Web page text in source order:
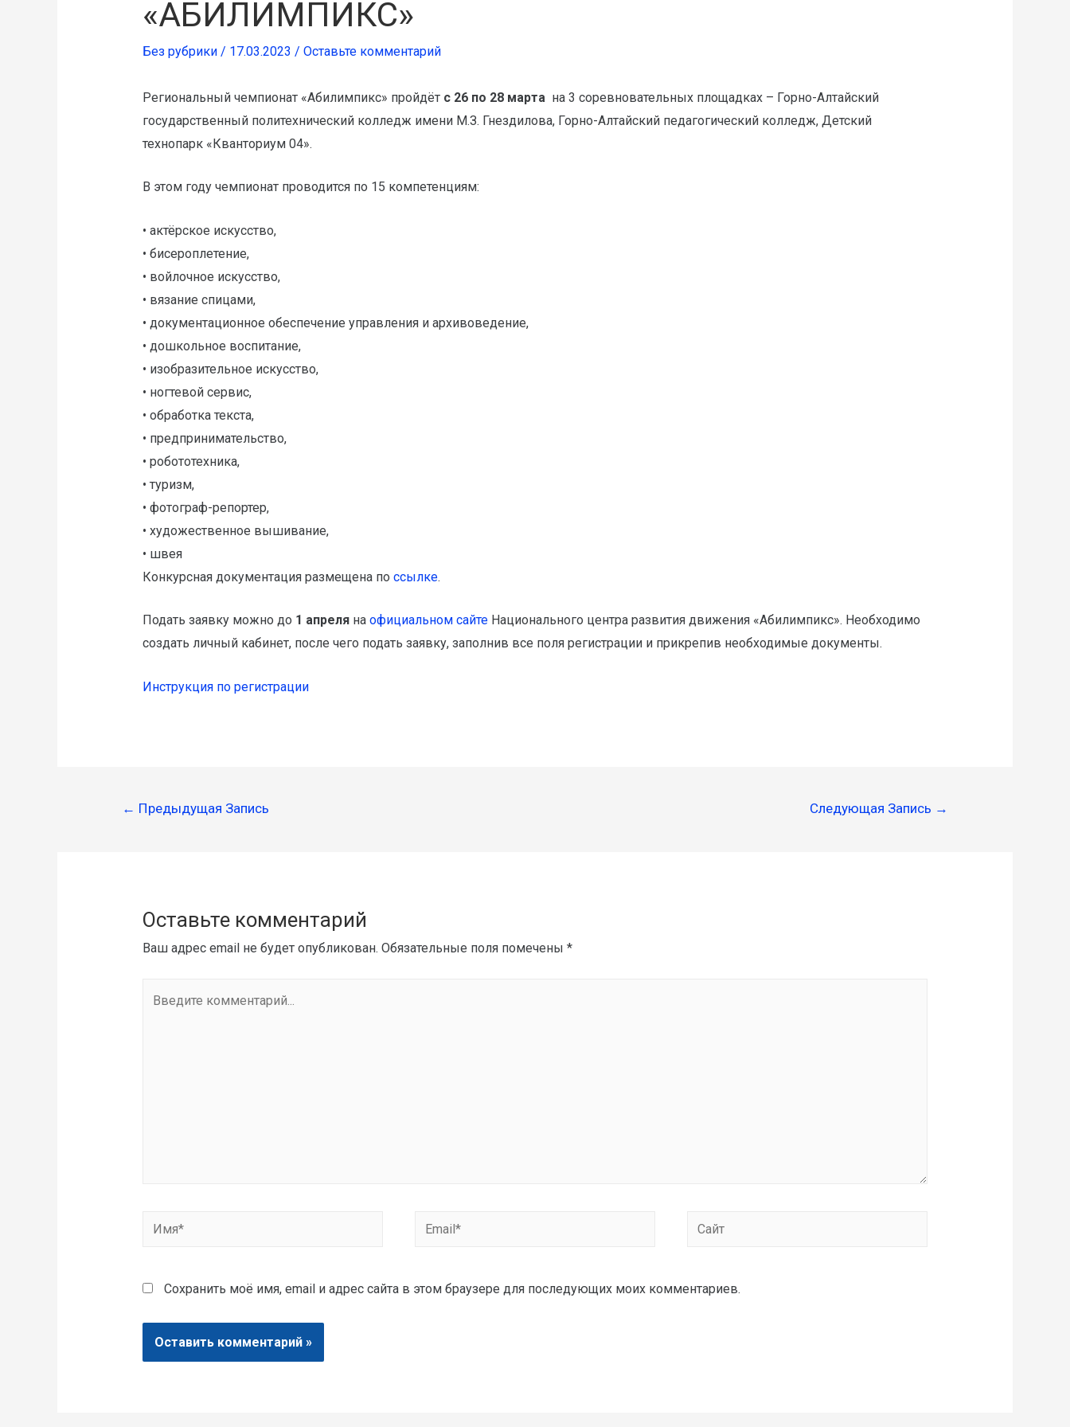
«АБИЛИМПИКС»
Без рубрики/ 17.03.2023 / Оставьте комментарий
Региональный чемпионат «Абилимпикс» пройдёт с 26 по 28 марта на 3 соревновательных площадках – Горно-Алтайский
государственный политехнический колледж имени М.З. Гнездилова, Горно-Алтайский педагогический колледж, Детский
технопарк «Кванториум 04».
В этом году чемпионат проводится по 15 компетенциям:
• актёрское искусство,
• бисероплетение,
• войлочное искусство,
• вязание спицами,
• документационное обеспечение управления и архивоведение,
• дошкольное воспитание,
• изобразительное искусство,
• ногтевой сервис,
• обработка текста,
• предпринимательство,
• робототехника,
• туризм,
• фотограф-репортер,
• художественное вышивание,
• швея
Конкурсная документация размещена по ссылке.
Подать заявку можно до 1 апреля на официальном сайте Национального центра развития движения «Абилимпикс». Необходимо
создать личный кабинет, после чего подать заявку, заполнив все поля регистрации и прикрепив необходимые документы.
Инструкция по регистрации
← Предыдущая Запись Следующая Запись →
Оставьте комментарий
Ваш адрес email не будет опубликован. Обязательные поля помечены *
Сохранить моё имя, email и адрес сайта в этом браузере для последующих моих комментариев.